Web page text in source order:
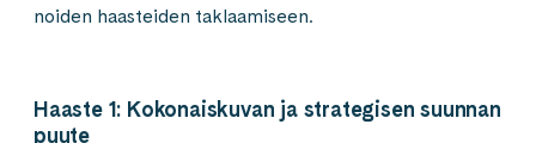
noiden haasteiden taklaamiseen.
Haaste 1: Kokonaiskuvan ja strategisen suunnan
puute